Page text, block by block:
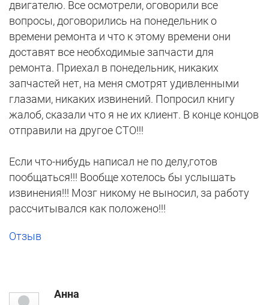
двигателю. Все осмотрели, оговорили все
вопросы, договорились на понедельник о
времени ремонта и что к этому времени они
доставят все необходимые запчасти для
ремонта. Приехал в понедельник, никаких
запчастей нет, на меня смотрят удивленными
глазами, никаких извинений. Попросил книгу
жалоб, сказали что я не их клиент. В конце концов
отправили на другое СТО!!!
Если что-нибудь написал не по делу,готов
пообщаться!!! Вообще хотелось бы услышать
извинения!!! Мозг никому не выносил, за работу
рассчитывался как положено!!!
Отзыв
Анна